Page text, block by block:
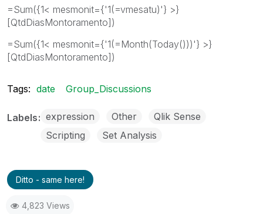
=Sum({1< mesmonit={'1(=vmesatu)'} >}
[QtdDiasMontoramento])
=Sum({1< mesmonit={'1(=Month(Today()))'} >}
[QtdDiasMontoramento])
Tags: date Group_Discussions
Labels expression Other
Qlik Sense
Scripting
Set Analysis
Ditto - same here!
4,823 Views